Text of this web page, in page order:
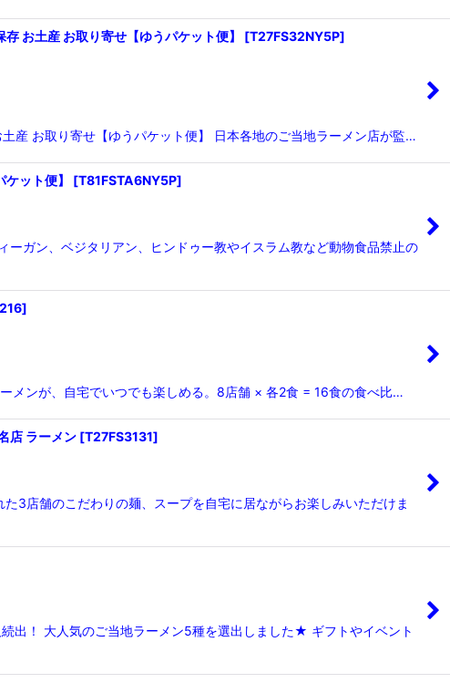
お土産 お取り寄せ【ゆうパケット便】 [T27FS32NY5P]
産 お取り寄せ【ゆうパケット便】 日本各地のご当地ラーメン店が監…
ット便】 [T81FSTA6NY5P]
ガン、ベジタリアン、ヒンドゥー教やイスラム教など動物食品禁止の
]
メンが、自宅でいつでも楽しめる。8店舗 × 各2食 = 16食の食べ比…
店 ラーメン [T27FS3131]
3店舗のこだわりの麺、スープを自宅に居ながらお楽しみいただけま
出！ 大人気のご当地ラーメン5種を選出しました★ ギフトやイベント